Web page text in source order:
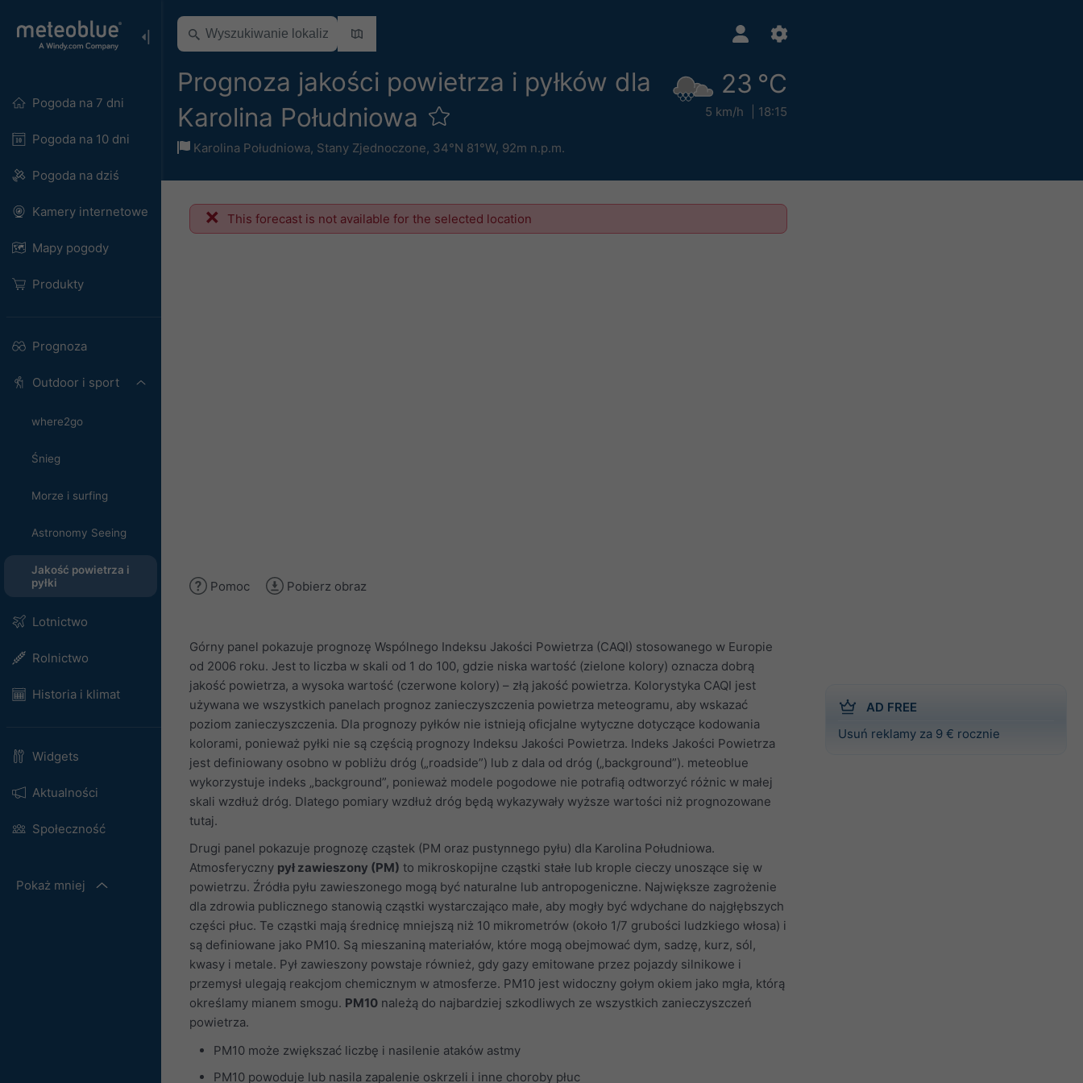
Pogoda na 7 dni
Pogoda na 10 dni
Pogoda na dziś
Kamery internetowe
Mapy pogody
Produkty
Prognoza
Outdoor i sport
where2go
Śnieg
Morze i surfing
Astronomy Seeing
Jakość powietrza i
pyłki
Lotnictwo
Rolnictwo
Historia i klimat
Widgets
Aktualności
Społeczność
Pokaż mniej
Prognoza jakości powietrza i pyłków dla
Karolina Południowa
Karolina Południowa, Stany Zjednoczone, 34°N 81°W, 92m n.p.m.
23 °C
5 km/h 18:15
AD FREE
Usuń reklamy za 9 € rocznie
This forecast is not available for the selected location
Pomoc Pobierz obraz
Górny panel pokazuje prognozę Wspólnego Indeksu Jakości Powietrza (CAQI) stosowanego w Europie
od 2006 roku. Jest to liczba w skali od 1 do 100, gdzie niska wartość (zielone kolory) oznacza dobrą
jakość powietrza, a wysoka wartość (czerwone kolory) – złą jakość powietrza. Kolorystyka CAQI jest
używana we wszystkich panelach prognoz zanieczyszczenia powietrza meteogramu, aby wskazać
poziom zanieczyszczenia. Dla prognozy pyłków nie istnieją oficjalne wytyczne dotyczące kodowania
kolorami, ponieważ pyłki nie są częścią prognozy Indeksu Jakości Powietrza. Indeks Jakości Powietrza
jest definiowany osobno w pobliżu dróg („roadside”) lub z dala od dróg („background”). meteoblue
wykorzystuje indeks „background”, ponieważ modele pogodowe nie potrafią odtworzyć różnic w małej
skali wzdłuż dróg. Dlatego pomiary wzdłuż dróg będą wykazywały wyższe wartości niż prognozowane
tutaj.
Drugi panel pokazuje prognozę cząstek (PM oraz pustynnego pyłu) dla Karolina Południowa.
Atmosferyczny pył zawieszony (PM) to mikroskopijne cząstki stałe lub krople cieczy unoszące się w
powietrzu. Źródła pyłu zawieszonego mogą być naturalne lub antropogeniczne. Największe zagrożenie
dla zdrowia publicznego stanowią cząstki wystarczająco małe, aby mogły być wdychane do najgłębszych
części płuc. Te cząstki mają średnicę mniejszą niż 10 mikrometrów (około 1/7 grubości ludzkiego włosa) i
są definiowane jako PM10. Są mieszaniną materiałów, które mogą obejmować dym, sadzę, kurz, sól,
kwasy i metale. Pył zawieszony powstaje również, gdy gazy emitowane przez pojazdy silnikowe i
przemysł ulegają reakcjom chemicznym w atmosferze. PM10 jest widoczny gołym okiem jako mgła, którą
określamy mianem smogu. PM10 należą do najbardziej szkodliwych ze wszystkich zanieczyszczeń
powietrza.
PM10 może zwiększać liczbę i nasilenie ataków astmy
PM10 powoduje lub nasila zapalenie oskrzeli i inne choroby płuc